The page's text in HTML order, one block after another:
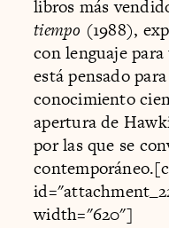
libros más
tiempo (1988),
con lenguaje
está pensado
conocimiento
apertura de
por las que se
width="620"]